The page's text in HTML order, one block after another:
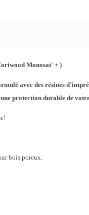
Monosat' + )
avec des résines
protection durable de
bois poreux.